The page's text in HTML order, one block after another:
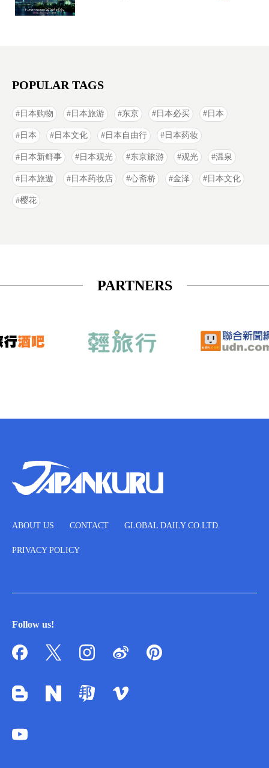
POPULAR TAGS
日本购物 日本旅游 东京 日本必买 日本
日本 日本文化 日本自由行 日本药妆
日本新鲜事 日本观光 东京旅游 观光 温泉
日本旅遊 日本药妆店 心斋桥 金泽 日本文化
樱花
PARTNERS
ABOUT US CONTACT GLOBAL DAILY CO.LTD.
PRIVACY POLICY
Follow us!